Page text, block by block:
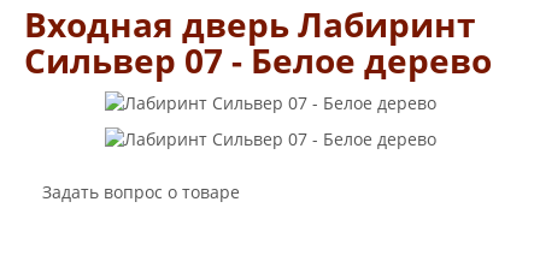
Лабиринт Аляска Лайт
Лабиринт Арт
Лабиринт Атлантик
Лабиринт Бетон
Лабиринт Верса
Лабиринт Версаль
Лабиринт Дверь двойная тамбурная под заказ
Входная дверь Лабиринт
Сильвер 07 - Белое дерево
Задать вопрос о товаре